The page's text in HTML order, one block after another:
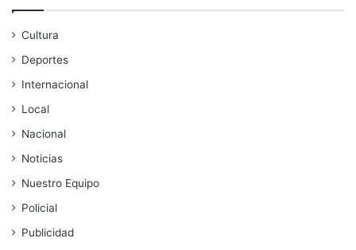
Cultura
Deportes
Internacional
Local
Nacional
Noticias
Nuestro Equipo
Policial
Publicidad